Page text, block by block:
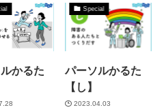
かるた
Special
パーソルかるた
【し】
2023.04.03